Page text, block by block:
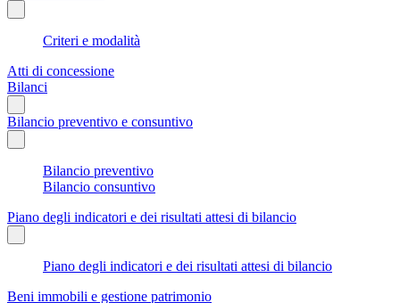
Criteri e modalità
Atti di concessione
Bilanci
Bilancio preventivo e consuntivo
Bilancio preventivo
Bilancio consuntivo
Piano degli indicatori e dei risultati attesi di bilancio
Piano degli indicatori e dei risultati attesi di bilancio
Beni immobili e gestione patrimonio